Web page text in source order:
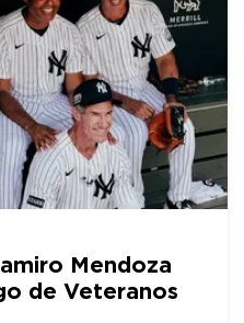
Mendoza
de Veteranos